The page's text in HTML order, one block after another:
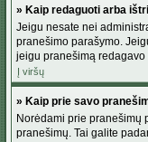
» Kaip redaguoti arba
Jeigu nesate nei
pranešimo parašymo.
jeigu pranešimą
Į viršų
» Kaip prie savo
Norėdami prie pranešimų
pranešimų. Tai galite